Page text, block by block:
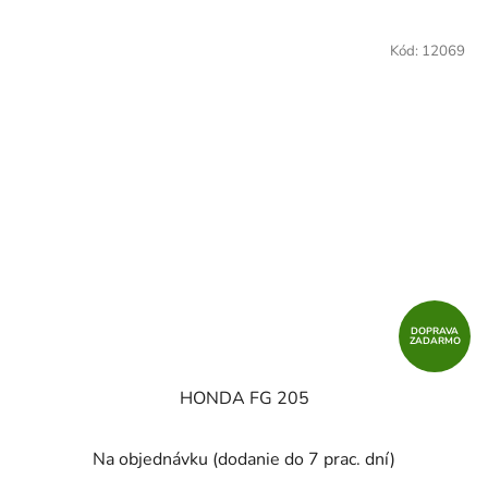
DOPRAVA
ZADARMO
HONDA FG 205
Na objednávku (dodanie do 7 prac. dní)
Kód: 12069